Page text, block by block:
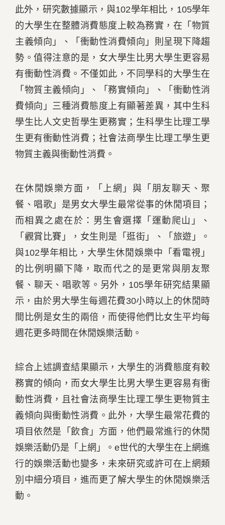
此外，研究數據顯示，與102學年相比，105學年
的大學生在整體消費態度上較為務實，在「物質
主義傾向」、「衝動性消費傾向」則呈現下降趨
勢。值得注意的是，女大學生比男大學生更容易
有衝動性消費。不僅如此，不同學科的大學生在
「物質主義傾向」、「務實傾向」、「衝動性消
費傾向」三種消費態度上有顯著差異，其中生科
學生比人文史哲學生更務實；生科學生比理工學
生更有衝動性消費；社會法商學生比理工學生更
物質主義與衝動性消費。
在休閒娛樂方面，「上網」與「朋友聊天、聚
餐、唱歌」是男女大學生最常從事的休閒項目；
而相異之處在於：男生會選擇「運動爬山」、
「觀賞比賽」，女生則是「逛街」、「旅遊」。
與102學年相比，大學生休閒娛樂中「看電視」
的比例明顯下降，取而代之的是更常與朋友聚
餐、聊天、唱歌等。另外，105學年研究結果顯
示，由於男大學生每週花費30小時以上的休閒時
間比例是女生的兩倍，而使得他們比女生平均每
週花更多時間在休閒娛樂活動。
綜合上述調查結果顯示，大學生的消費態度有較
務實的傾向，而女大學生比男大學生更容易有衝
動性消費，且社會法商學生比理工學生更物質主
義傾向與衝動性消費。此外，大學生最常花費的
項目依然是「飲食」方面，他們最常進行的休閒
娛樂活動仍是「上網」。e世代的大學生在上網進
行的娛樂活動也變多，未來研究或許可在上網類
別中細分項目，進而更了解大學生的休閒娛樂活
動。